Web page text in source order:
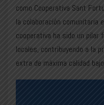
como Cooperativa Sant
la colaboración comunitaria
cooperativa ha sido un
locales, contribuyendo a la
extra de máxima calidad